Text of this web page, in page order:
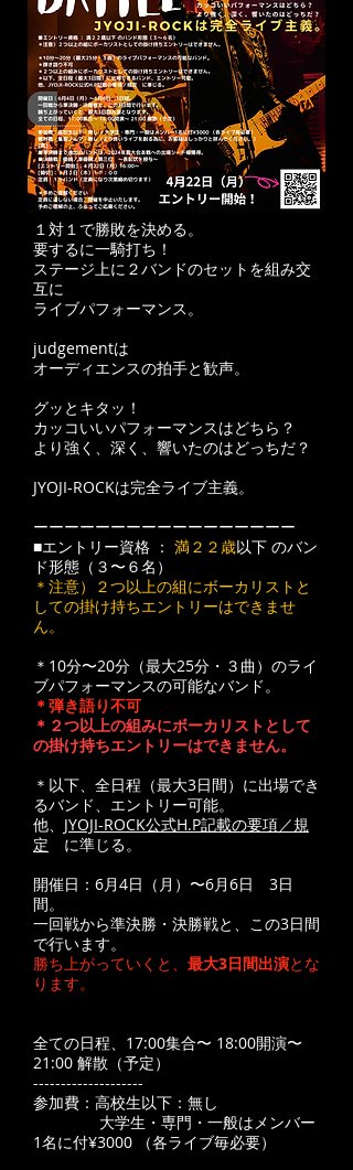
☆11月16日(木）準決勝〜決勝対戦表
１対１で勝敗を決める。
要するに一騎打ち！
ステージ上に２バンドのセットを組み交
互に
ライブパフォーマンス。
judgementは
オーディエンスの拍手と歓声。
グッとキタッ！
カッコいいパフォーマンスはどちら？
より強く、深く、響いたのはどっちだ？
JYOJI-ROCKは完全ライブ主義。
ーーーーーーーーーーーーーーーーー
■エントリー資格 ： 満２２歳以下 のバン
ド形態（３〜６名）
＊注意）２つ以上の組にボーカリストと
しての掛け持ちエントリーはできませ
ん。
＊10分〜20分（最大25分・３曲）のライ
ブパフォーマンスの可能なバンド。
＊弾き語り不可
＊２つ以上の組みにボーカリストとして
の掛け持ちエントリーはできません。
＊以下、全日程（最大3日間）に出場でき
るバンド、エントリー可能。
他、 JYOJI-ROCK公式H.P記載の要項／規
定 に準じる。
開催日：6月4日（月）〜6月6日 3日
間。
一回戦から準決勝・決勝戦と、この3日間
で行います。
勝ち上がっていくと、 最大3日間出演とな
ります。
全ての日程、17:00集合〜 18:00開演〜
21:00 解散（予定）
--------------------
参加費：高校生以下：無し
大学生・専門・一般はメンバー
1名に付¥3000 （各ライブ毎必要）